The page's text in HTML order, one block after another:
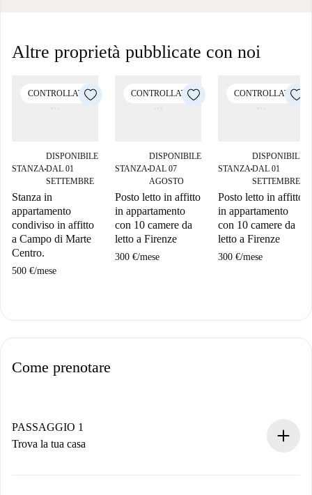
Altre proprietà pubblicate con noi
CONTROLLATO
STANZA■
DISPONIBILE
DAL 01
SETTEMBRE
Stanza in
appartamento
condiviso in affitto
a Campo di Marte
Centro.
500 €/mese
CONTROLLATO
STANZA■
DISPONIBILE
DAL 07
AGOSTO
Posto letto in affitto
in appartamento
con 10 camere da
letto a Firenze
300 €/mese
CONTROLLATO
STANZA■
DISPONIBILE
DAL 01
SETTEMBRE
Posto letto in affitto
in appartamento
con 10 camere da
letto a Firenze
300 €/mese
Come prenotare
PASSAGGIO 1
Trova la tua casa